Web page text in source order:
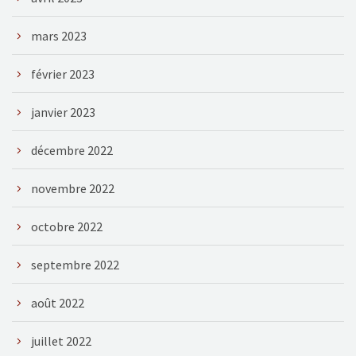
mars 2023
février 2023
janvier 2023
décembre 2022
novembre 2022
octobre 2022
septembre 2022
août 2022
juillet 2022